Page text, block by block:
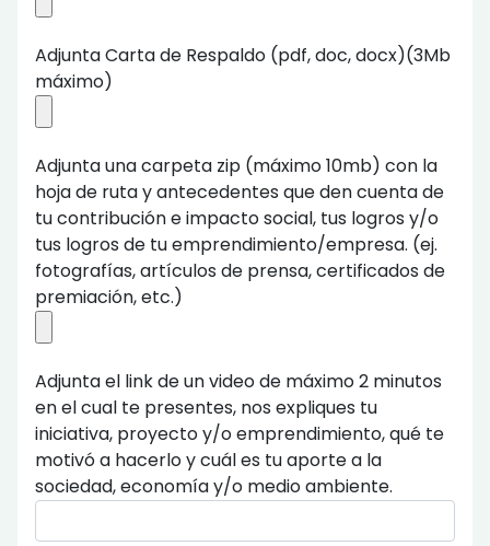
Adjunta Carta de Respaldo (pdf, doc, docx)(3Mb
máximo)
Adjunta una carpeta zip (máximo 10mb) con la
hoja de ruta y antecedentes que den cuenta de
tu contribución e impacto social, tus logros y/o
tus logros de tu emprendimiento/empresa. (ej.
fotografías, artículos de prensa, certificados de
premiación, etc.)
Adjunta el link de un video de máximo 2 minutos
en el cual te presentes, nos expliques tu
iniciativa, proyecto y/o emprendimiento, qué te
motivó a hacerlo y cuál es tu aporte a la
sociedad, economía y/o medio ambiente.